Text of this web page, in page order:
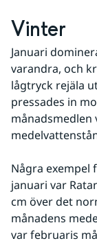
Vinter
Januari
varandra, och
lågtryck rejäla
pressades in
månadsmedlen
Några exempel
januari var
cm över det
månadens
var februaris